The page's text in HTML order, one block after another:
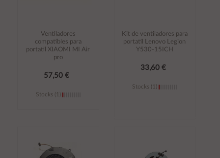
Ventiladores
compatibles para
portatil XIAOMI MI Air
pro
57,50 €
Stocks (1)
Kit de ventiladores para
portatil Lenovo Legion
Y530-15ICH
33,60 €
Stocks (1)